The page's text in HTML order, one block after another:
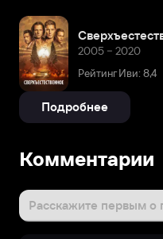
2005 – 2020
Рейтинг Иви: 8,4
Подробнее
Комментарии
Расскажите первым о